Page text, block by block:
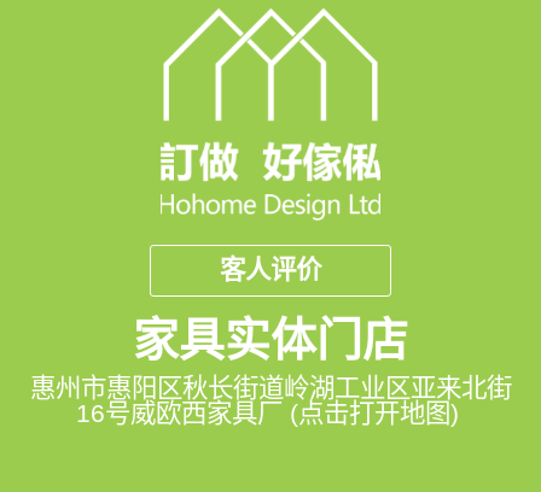
客人评价
家具实体门店
惠州市惠阳区秋长街道岭湖工业区亚来北街
16号威欧西家具厂 (点击打开地图)